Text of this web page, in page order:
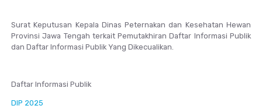
Surat Keputusan Kepala Dinas Peternakan dan Kesehatan Hewan
Provinsi Jawa Tengah terkait Pemutakhiran Daftar Informasi Publik
dan Daftar Informasi Publik Yang Dikecualikan.
Daftar Informasi Publik
DIP 2025